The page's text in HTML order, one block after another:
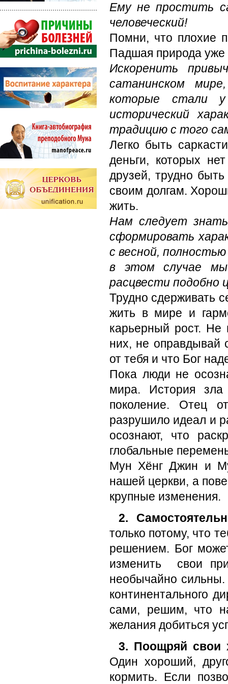
Ему не простить
человеческий!
Помни, что плохие
Падшая природа уже
Искоренить
сатанинском
которые стали у
исторический
традицию с того
Легко быть
деньги, которых
друзей, трудно
своим долгам.
жить.
Нам следует
сформировать
с весной,
в этом случае мы
расцвести подобно
Трудно сдерживать
жить в мире и
карьерный рост. Не
них, не оправдывай
от тебя и что Бог
Пока люди не
мира. История зла
поколение. Отец
разрушило идеал и
осознают, что
глобальные
Мун Хёнг Джин и
нашей церкви, а
крупные изменения.
2.
только потому, что
решением. Бог
изменить свои
необычайно
континентального
сами, решим, что
желания добиться
3. Поощряй свои
Один хороший,
кормить. Если